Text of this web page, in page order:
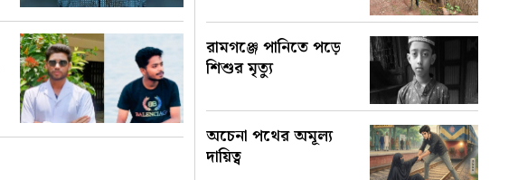
রামগঞ্জে পানিতে পড়ে
শিশুর মৃত্যু
অচেনা পথের অমূল্য
দায়িত্ব